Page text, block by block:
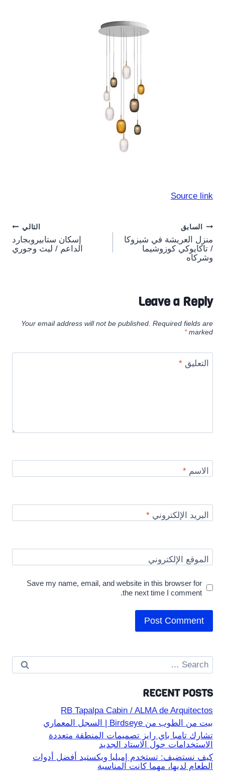
Source link
Post
navigation
السابق
منزل العريشة في شيزوكا
/ تاكايوكي كوزوشيما
وشركاه
التالي
إسكان ستابيروبجارد
الداعم / ليث وجوري
Leave a Reply
Your email address will not be published. Required fields are
marked
*
التعليق*
الاسم*
البريد الإلكتروني*
الموقع الإلكتروني
Save my name, email, and website in this browser for
the next time I comment.
Search
for:
RECENT POSTS
RB Tapalpa Cabin / ALMA de Arquitectos
بيت من الطوب من Birdseye | السجل المعماري
تشارك تامبا باي رايز تصميمات المنطقة متعددة
الاستخدامات حول الاستاد الجديد
كيف نستضيف: تستخدم إميليا ويكستيد أفضل أدوات
الطعام لديها، مهما كانت المناسبة